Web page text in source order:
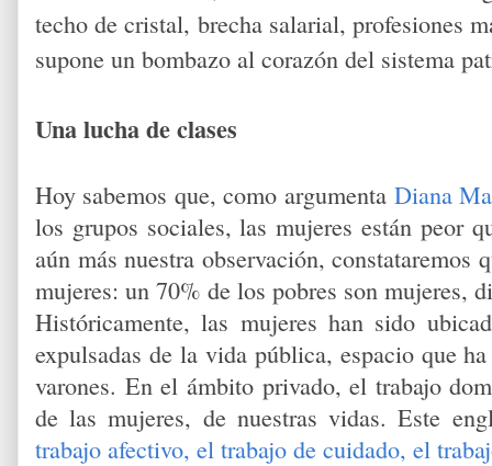
techo de cristal, brecha salarial, profesiones
supone un bombazo al corazón del sistema
Una lucha de clases
Hoy sabemos que, como argumenta Diana
los grupos sociales, las mujeres están peor
aún más nuestra observación, constataremos
mujeres: un 70% de los pobres son mujeres,
Históricamente, las mujeres han sido
expulsadas de la vida pública, espacio que
varones. En el ámbito privado, el trabajo
de las mujeres, de nuestras vidas. Este
trabajo afectivo, el trabajo de cuidado, el